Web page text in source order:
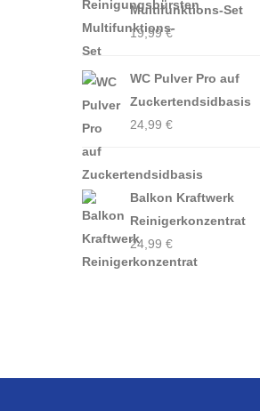
Multifunktions-Set
19,99€
WC Pulver Pro auf
Zuckertendsidbasis
24,99 €
Balkon Kraftwerk
Reinigerkonzentrat
24,99 €